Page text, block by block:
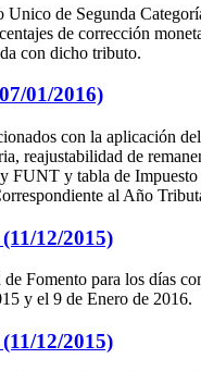
Unico de Segunda
de corrección
con dicho tributo.
01/2016)
con la aplicación
reajustabilidad de
FUNT y tabla de
al Año
12/2015)
Fomento para los días
y el 9 de Enero de 2016.
12/2015)